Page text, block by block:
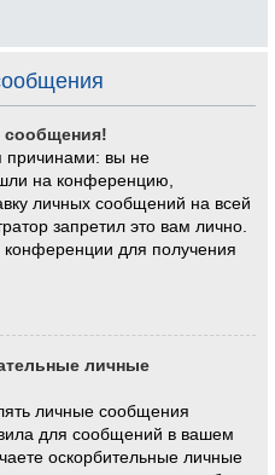
сообщения!
причинами: вы не
на конференцию,
личных сообщений на всей
запретил это вам лично.
для получения
личные
личные сообщения
для сообщений в вашем
оскорбительные личные